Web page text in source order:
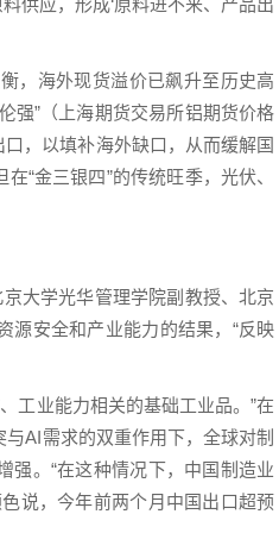
供应，形成‘原料进不来、产品出
，海外现货溢价已飙升至历史高
强”（上海期货交易所铝期货价格
，以填补海外缺口，从而缓解国
“金三银四”的传统旺季，光伏、
大学光华管理学院副教授、北京
源安全和产业能力的结果，“反映
工业能力相关的基础工业品。”在
AI需求的双重作用下，全球对制
强。“在这种情况下，中国制造业
说，今年前两个月中国出口超预